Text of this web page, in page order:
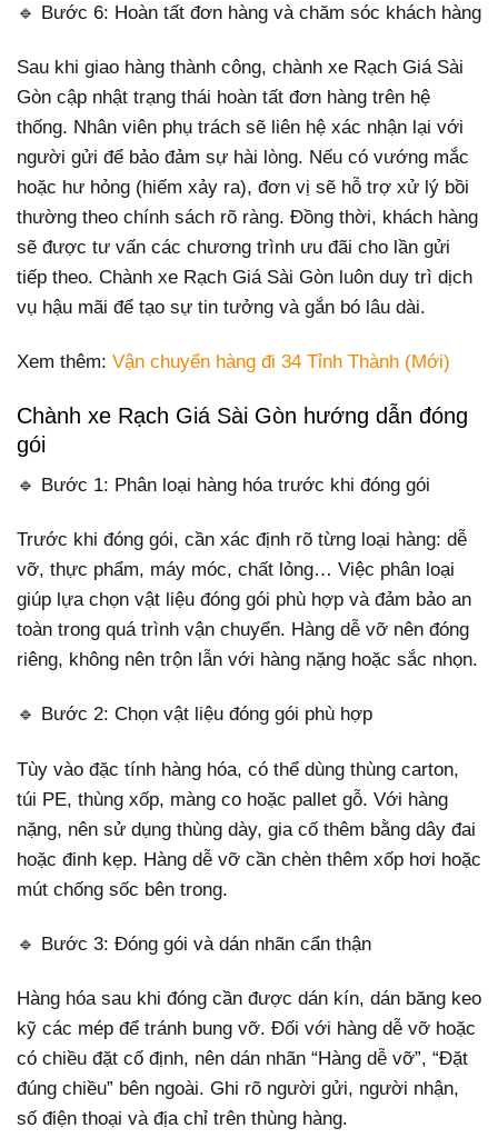
🔹 Bước 6: Hoàn tất đơn hàng và chăm sóc khách hàng
Sau khi giao hàng thành công, chành xe Rạch Giá Sài
Gòn cập nhật trạng thái hoàn tất đơn hàng trên hệ
thống. Nhân viên phụ trách sẽ liên hệ xác nhận lại với
người gửi để bảo đảm sự hài lòng. Nếu có vướng mắc
hoặc hư hỏng (hiếm xảy ra), đơn vị sẽ hỗ trợ xử lý bồi
thường theo chính sách rõ ràng. Đồng thời, khách hàng
sẽ được tư vấn các chương trình ưu đãi cho lần gửi
tiếp theo. Chành xe Rạch Giá Sài Gòn luôn duy trì dịch
vụ hậu mãi để tạo sự tin tưởng và gắn bó lâu dài.
Xem thêm: Vận chuyển hàng đi 34 Tỉnh Thành (Mới)
Chành xe Rạch Giá Sài Gòn hướng dẫn đóng
gói
🔹 Bước 1: Phân loại hàng hóa trước khi đóng gói
Trước khi đóng gói, cần xác định rõ từng loại hàng: dễ
vỡ, thực phẩm, máy móc, chất lỏng… Việc phân loại
giúp lựa chọn vật liệu đóng gói phù hợp và đảm bảo an
toàn trong quá trình vận chuyển. Hàng dễ vỡ nên đóng
riêng, không nên trộn lẫn với hàng nặng hoặc sắc nhọn.
🔹 Bước 2: Chọn vật liệu đóng gói phù hợp
Tùy vào đặc tính hàng hóa, có thể dùng thùng carton,
túi PE, thùng xốp, màng co hoặc pallet gỗ. Với hàng
nặng, nên sử dụng thùng dày, gia cố thêm bằng dây đai
hoặc đinh kẹp. Hàng dễ vỡ cần chèn thêm xốp hơi hoặc
mút chống sốc bên trong.
🔹 Bước 3: Đóng gói và dán nhãn cẩn thận
Hàng hóa sau khi đóng cần được dán kín, dán băng keo
kỹ các mép để tránh bung vỡ. Đối với hàng dễ vỡ hoặc
có chiều đặt cố định, nên dán nhãn “Hàng dễ vỡ”, “Đặt
đúng chiều” bên ngoài. Ghi rõ người gửi, người nhận,
số điện thoại và địa chỉ trên thùng hàng.